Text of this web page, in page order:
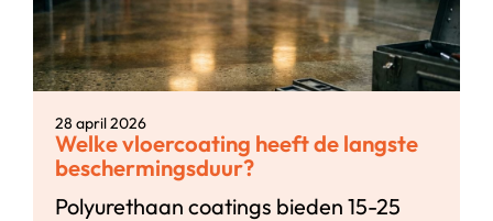
28 april 2026
Welke vloercoating heeft de langste
beschermingsduur?
Polyurethaan coatings bieden 15-25